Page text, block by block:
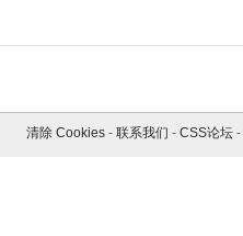
清除 Cookies- 联系我们 - CSS论坛-